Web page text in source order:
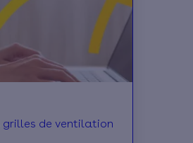
grilles de ventilation